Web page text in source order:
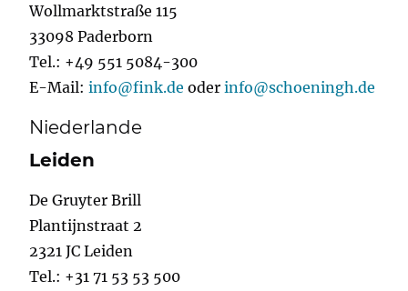
Wollmarktstraße 115
33098 Paderborn
Tel.: +49 551 5084-300
E-Mail: info@fink.de oder info@schoeningh.de
Niederlande
Leiden
De Gruyter Brill
Plantijnstraat 2
2321 JC Leiden
Tel.: +31 71 53 53 500